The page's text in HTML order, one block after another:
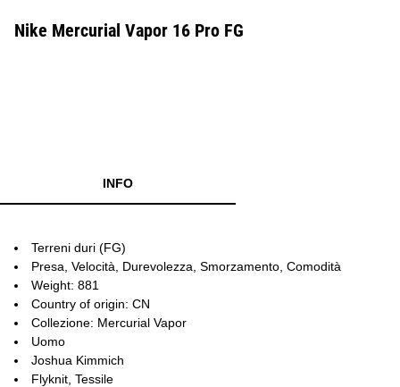
Nike Mercurial Vapor 16 Pro FG
INFO
Terreni duri (FG)
Presa, Velocità, Durevolezza, Smorzamento, Comodità
Weight: 881
Country of origin: CN
Collezione: Mercurial Vapor
Uomo
Joshua Kimmich
Flyknit, Tessile